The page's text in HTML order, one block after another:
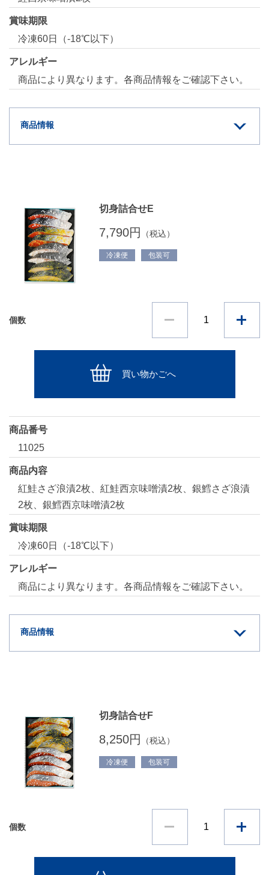
賞味期限
冷凍60日（-18℃以下）
アレルギー
商品により異なります。各商品情報をご確認下さい。
商品情報
切身詰合せE
7,790円 （税込）
冷凍便 包装可
個数
買い物かごへ
商品番号
11025
商品内容
紅鮭さざ浪漬2枚、紅鮭西京味噌漬2枚、銀鱈さざ浪漬
2枚、銀鱈西京味噌漬2枚
賞味期限
冷凍60日（-18℃以下）
アレルギー
商品により異なります。各商品情報をご確認下さい。
商品情報
切身詰合せF
8,250円 （税込）
冷凍便 包装可
個数